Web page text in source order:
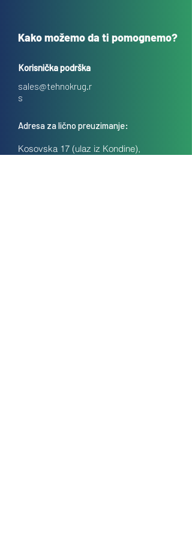
Kako možemo da ti pomognemo?
Korisnička podrška
sales@tehnokrug.r
s
Adresa za lično preuzimanje:
Kosovska 17 (ulaz iz Kondine),